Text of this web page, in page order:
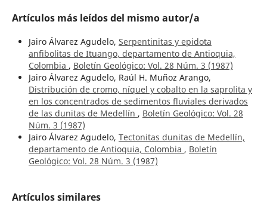
Artículos más leídos del mismo autor/a
Jairo Álvarez Agudelo, Serpentinitas y epidota
anfibolitas de Ituango, departamento de Antioquia,
Colombia , Boletín Geológico: Vol. 28 Núm. 3 (1987)
Jairo Álvarez Agudelo, Raúl H. Muñoz Arango,
Distribución de cromo, níquel y cobalto en la saprolita y
en los concentrados de sedimentos fluviales derivados
de las dunitas de Medellín , Boletín Geológico: Vol. 28
Núm. 3 (1987)
Jairo Álvarez Agudelo, Tectonitas dunitas de Medellín,
departamento de Antioquia, Colombia , Boletín
Geológico: Vol. 28 Núm. 3 (1987)
Artículos similares